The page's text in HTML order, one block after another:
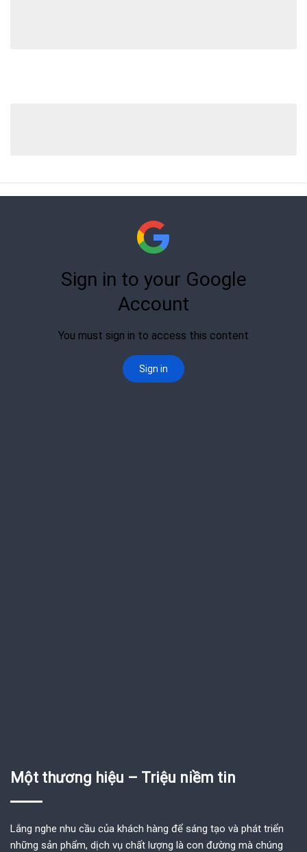
Một thương hiệu – Triệu niềm tin
Lắng nghe nhu cầu của khách hàng để sáng tạo và phát triển
những sản phẩm, dịch vụ chất lượng là con đường mà chúng